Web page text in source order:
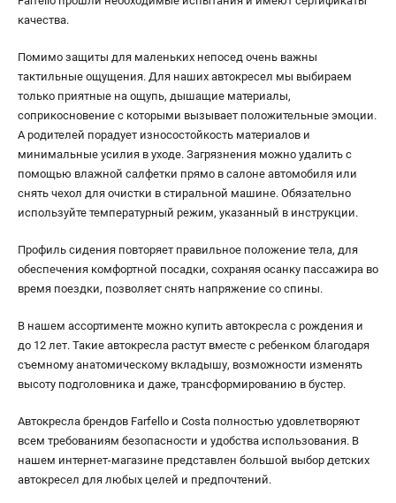
качества.
Помимо защиты для маленьких непосед очень важны
тактильные ощущения. Для наших автокресел мы выбираем
только приятные на ощупь, дышащие материалы,
соприкосновение с которыми вызывает положительные эмоции.
А родителей порадует износостойкость материалов и
минимальные усилия в уходе. Загрязнения можно удалить с
помощью влажной салфетки прямо в салоне автомобиля или
снять чехол для очистки в стиральной машине. Обязательно
используйте температурный режим, указанный в инструкции.
Профиль сидения повторяет правильное положение тела, для
обеспечения комфортной посадки, сохраняя осанку пассажира во
время поездки, позволяет снять напряжение со спины.
В нашем ассортименте можно купить автокресла с рождения и
до 12 лет. Такие автокресла растут вместе с ребенком благодаря
съемному анатомическому вкладышу, возможности изменять
высоту подголовника и даже, трансформированию в бустер.
Автокресла брендов Farfello и Costa полностью удовлетворяют
всем требованиям безопасности и удобства использования. В
нашем интернет-магазине представлен большой выбор детских
автокресел для любых целей и предпочтений.